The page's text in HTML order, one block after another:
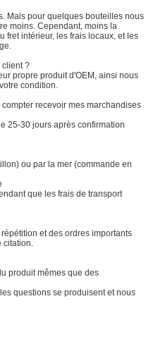
Mais pour quelques bouteilles nous
moins. Cependant, moins la
fret intérieur, les frais locaux, et les
client ?
propre produit d'OEM, ainsi nous
condition.
recevoir mes marchandises
25-30 jours après confirmation
ou par la mer (commande en
que les frais de transport
et des ordres importants
citation.
produit mêmes que des
questions se produisent et nous